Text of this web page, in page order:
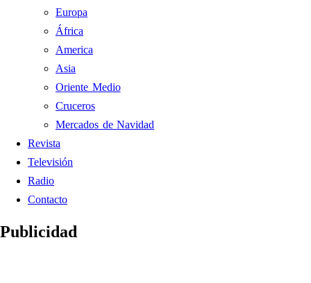
Europa
África
America
Asia
Oriente Medio
Cruceros
Mercados de Navidad
Revista
Televisión
Radio
Contacto
Publicidad